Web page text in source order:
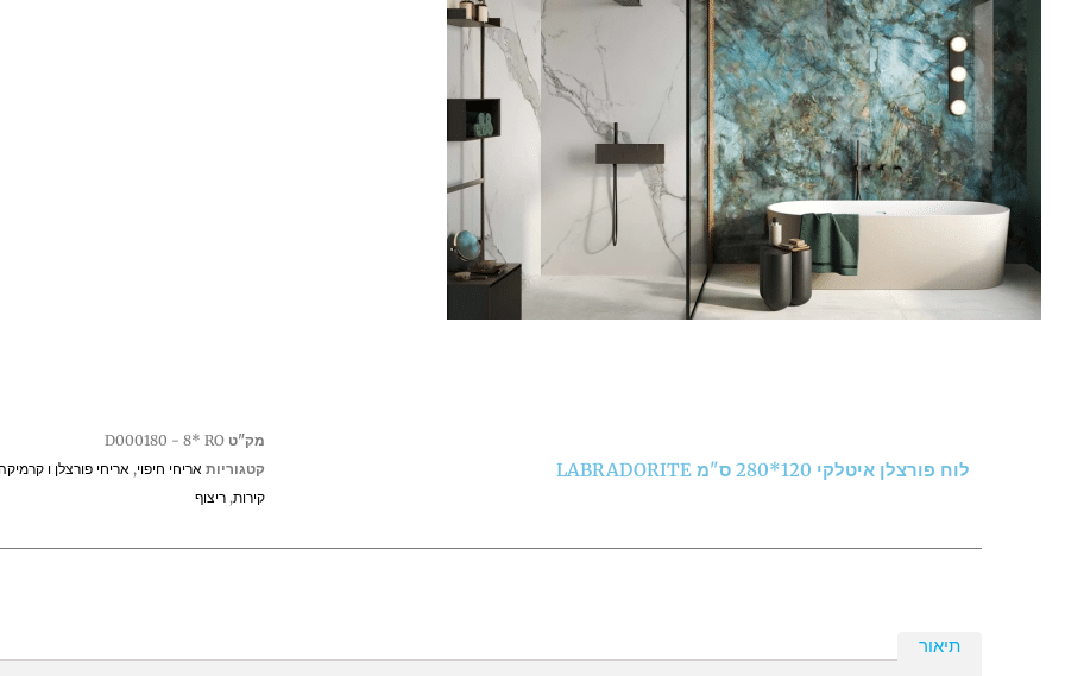
לוח פורצלן איטלקי 120*280 ס"מ LABRADORITE
מק"טD000180 - 8* RO
קטגוריות אריחי חיפוי,אריחי פורצלן ו
קירות,ריצוף
תיאור